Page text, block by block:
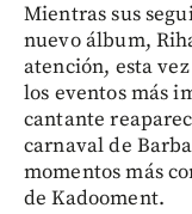
Mientras sus
nuevo álbum,
atención, esta
los eventos más
cantante
carnaval de
momentos más
de Kadooment.